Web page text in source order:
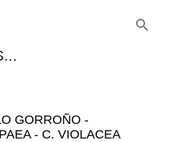
Ir al contenido principal
GORROÑO -
- C. VIOLACEA